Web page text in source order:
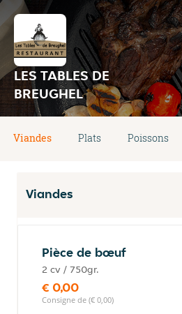
LES TABLES DE
BREUGHEL
Viandes Plats Poissons
Viandes
Pièce de bœuf
2 cv / 750gr.
€ 0,00
Consigne de (€ 0,00)